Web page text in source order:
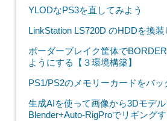
YLODなPS3を直してみよう
LinkStation LS720D のHDDを換装
ボーダーブレイク筐体で
ようにする【３環境構築】
PS1/PS2のメモリーカードをバッ
生成AIを使って画像から3Dモデ
Blender+Auto-RigProでリギング